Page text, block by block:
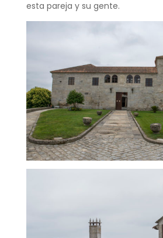
esta pareja y su gente.